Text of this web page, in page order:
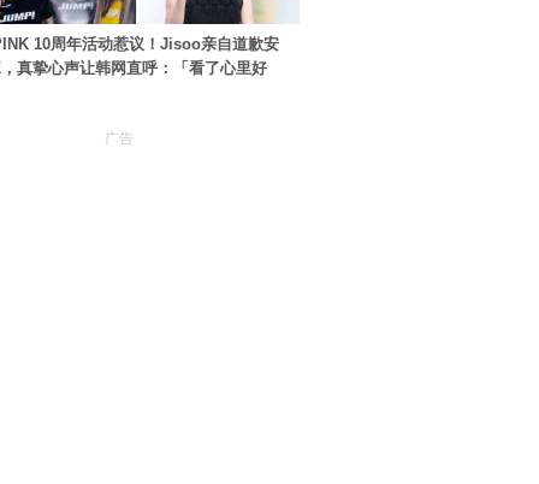
10周年活动惹议！Jisoo亲自道歉安
真挚心声让韩网直呼：「看了心里好
广告